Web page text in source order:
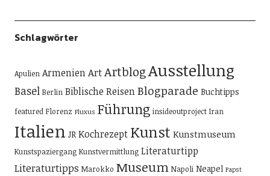
Schlagwörter
Apulien ArmenienArtArtblogAusstellung
Basel Berlin Biblische ReisenBlogparade Buchtipps
featured Florenz Fluxus Führung insideoutproject Iran
Italien JR Kochrezept Kunst Kunstmuseum
Kunstspaziergang Kunstvermittlung Literaturtipp
Literaturtipps Marokko Museum Napoli Neapel Papst